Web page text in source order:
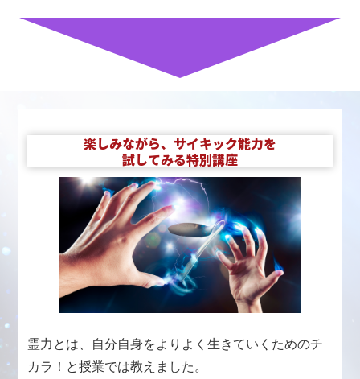
楽しみながら、サイキック能力を
試してみる特別講座
霊力とは、自分自身をよりよく生きていくためのチ
カラ！と授業では教えました。